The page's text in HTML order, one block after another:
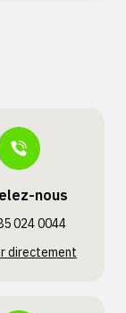
nous
024 0044
directement